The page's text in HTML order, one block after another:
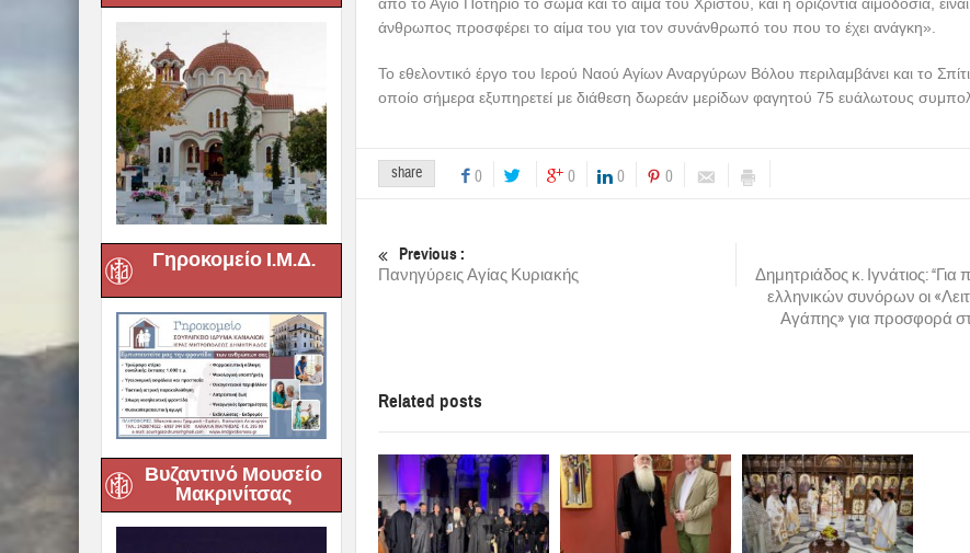
Γηροκομείο Ι.Μ.Δ.
Βυζαντινό Μουσείο
Μακρινίτσας
άνθρωπος προσφέρει το αίμα του για τον συνάνθρωπό του που το έχει ανάγκη».
Το εθελοντικό έργο του Ιερού Ναού Αγίων Αναργύρων Βόλου περιλαμβάνει και το
οποίο σήμερα εξυπηρετεί με διάθεση δωρεάν μερίδων φαγητού 75 ευάλωτους
share 0 0 0 0
Previous :
Πανηγύρεις Αγίας Κυριακής
Δημητριάδος κ. Ιγνάτιος:
ελληνικών συνόρων οι
Αγάπης» για προσφορά
Related posts